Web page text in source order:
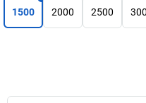
1500 2000 2500